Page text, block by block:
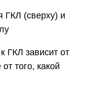
ГКЛ (сверху) и
ГКЛ зависит от
того, какой